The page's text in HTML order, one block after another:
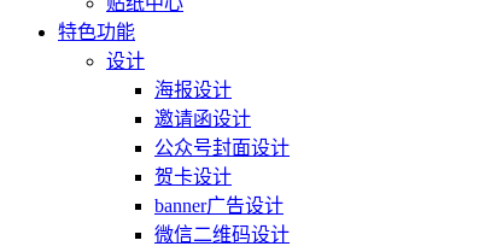
特色功能
设计
海报设计
邀请函设计
公众号封面设计
贺卡设计
banner广告设计
微信二维码设计